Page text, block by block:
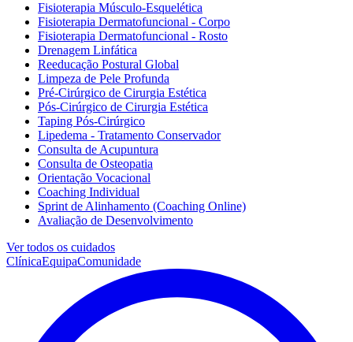
Fisioterapia Músculo-Esquelética
Fisioterapia Dermatofuncional - Corpo
Fisioterapia Dermatofuncional - Rosto
Drenagem Linfática
Reeducação Postural Global
Limpeza de Pele Profunda
Pré-Cirúrgico de Cirurgia Estética
Pós-Cirúrgico de Cirurgia Estética
Taping Pós-Cirúrgico
Lipedema - Tratamento Conservador
Consulta de Acupuntura
Consulta de Osteopatia
Orientação Vocacional
Coaching Individual
Sprint de Alinhamento (Coaching Online)
Avaliação de Desenvolvimento
Ver todos os cuidados
ClínicaEquipaComunidade